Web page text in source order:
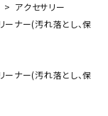
アクセサリー
ナー(汚れ落とし、保
ナー(汚れ落とし、保